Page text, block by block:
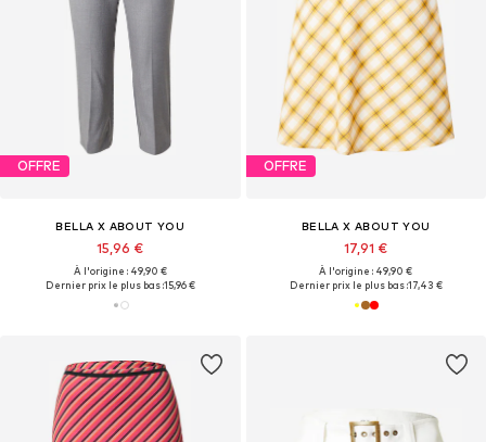
OFFRE
BELLA X ABOUT YOU
15,96 €
À l'origine : 49,90 €
Dernier prix le plus bas :15,96 €
OFFRE
BELLA X ABOUT YOU
17,91 €
À l'origine : 49,90 €
Dernier prix le plus bas :17,43 €